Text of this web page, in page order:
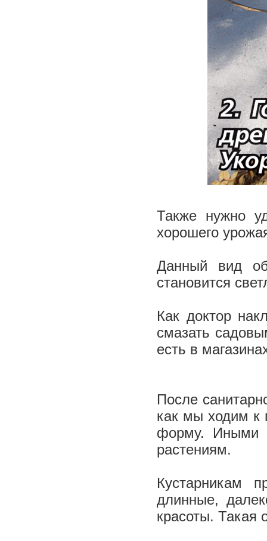
Также нужно
хорошего
Данный вид
становится
Как доктор
смазать
есть в
После
как мы ходим к
форму. Иными
растениям.
Кустарникам
длинные,
красоты. Такая